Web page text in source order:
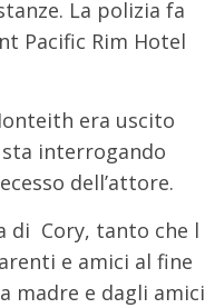
La polizia fa
Pacific Rim Hotel
era uscito
interrogando
dell’attore.
di Cory, tanto che l
e amici al fine
madre e dagli amici